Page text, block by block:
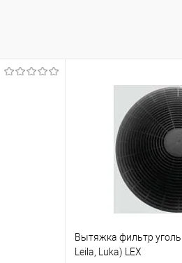
Вытяжка фильтр
Leila, Luka) LEX